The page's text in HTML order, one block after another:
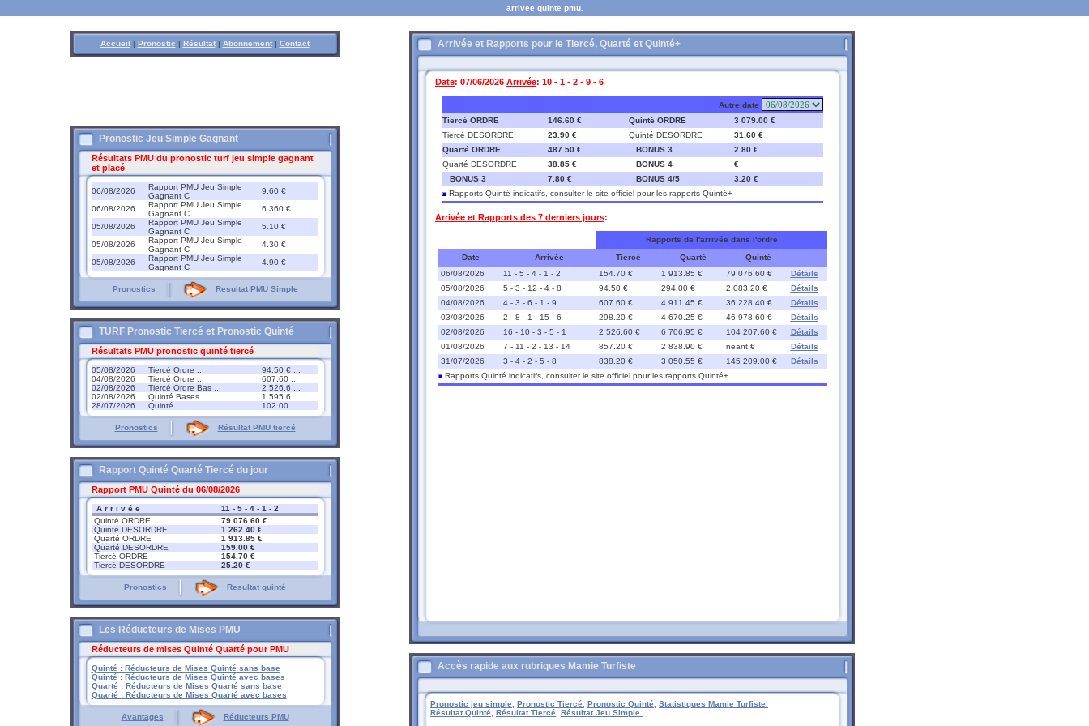
arrivee quinte pmu.
Accueil | Pronostic | Résultat| Abonnement| Contact
Pronostic Jeu Simple Gagnant
Résultats PMU du pronostic turf jeu simple gagnant
et placé
06/08/2026
Rapport PMU Jeu Simple
Gagnant C
9.60 €
06/08/2026
Rapport PMU Jeu Simple
Gagnant C
6.360 €
05/08/2026
Rapport PMU Jeu Simple
Gagnant C
5.10 €
05/08/2026
Rapport PMU Jeu Simple
Gagnant C
4.30 €
05/08/2026
Rapport PMU Jeu Simple
Gagnant C
4.90 €
Pronostics Resultat PMU Simple
TURF Pronostic Tiercé et Pronostic Quinté
Résultats PMU pronostic quinté tiercé
05/08/2026 Tiercé Ordre ...
94.50 € ...
04/08/2026
Tiercé Ordre ...
607.60 ...
02/08/2026
Tiercé Ordre Bas ...
2 526.6 ...
02/08/2026
Quinté Bases ...
1 595.6 ...
28/07/2026
Quinté ... 102.00 ...
Pronostics Résultat PMU tiercé
Rapport Quinté Quarté Tiercé du jour
Rapport PMU Quinté du 06/08/2026
A r r i v é e
11 - 5 - 4 - 1 - 2
Quinté ORDRE
79 076.60 €
Quinté DESORDRE
1 262.40 €
Quarté ORDRE
1 913.85 €
Quarté DESORDRE
159.00 €
Tiercé ORDRE
154.70 €
Tiercé DESORDRE
25.20 €
Pronostics Resultat quinté
Les Réducteurs de Mises PMU
Réducteurs de mises Quinté Quarté pour PMU
Quinté : Réducteurs de Mises Quinté sans base
Quinté : Réducteurs de Mises Quinté avec bases
Quarté : Réducteurs de Mises Quarté sans base
Quarté : Réducteurs de Mises Quarté avec bases
Avantages Réducteurs PMU
Arrivée et Rapports pour le Tiercé, Quarté et Quinté+
Date: 07/06/2026 Arrivée: 10 - 1 - 2 - 9 - 6
Autre date
Tiercé ORDRE
146.60 € Quinté ORDRE
3 079.00 €
Tiercé DESORDRE
23.90 € Quinté DESORDRE
31.60 €
Quarté ORDRE
487.50 € BONUS 3
2.80 €
Quarté DESORDRE
38.85 € BONUS 4
€
BONUS 3
7.80 € BONUS 4/5
3.20 €
Rapports Quinté indicatifs, consulter le site officiel pour les rapports Quinté+
Arrivée et Rapports des 7 derniers jours:
Rapports de l'arrivée dans l'ordre
Date
Arrivée Tiercé Quarté
Quinté
06/08/2026
11 - 5 - 4 - 1 - 2 154.70 € 1 913.85 € 79 076.60 €
Détails
05/08/2026
5 - 3 - 12 - 4 - 8 94.50 € 294.00 € 2 083.20 €
Détails
04/08/2026
4 - 3 - 6 - 1 - 9 607.60 € 4 911.45 € 36 228.40 €
Détails
03/08/2026
2 - 8 - 1 - 15 - 6 298.20 € 4 670.25 € 46 978.60 €
Détails
02/08/2026
16 - 10 - 3 - 5 - 1 2 526.60 € 6 706.95 € 104 207.60 €
Détails
01/08/2026
7 - 11 - 2 - 13 - 14 857.20 € 2 838.90 € neant €
Détails
31/07/2026
3 - 4 - 2 - 5 - 8 838.20 € 3 050.55 € 145 209.00 €
Détails
Rapports Quinté indicatifs, consulter le site officiel pour les rapports Quinté+
Accès rapide aux rubriques Mamie Turfiste
Pronostic jeu simple, Pronostic Tiercé, Pronostic Quinté,
Statistiques Mamie Turfiste.
Résultat Quinté,
Résultat Tiercé, Résultat Jeu Simple.